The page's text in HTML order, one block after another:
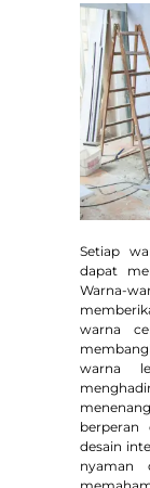
Setiap
dapat
Warna-
warna
warna
berperan
desain
nyaman